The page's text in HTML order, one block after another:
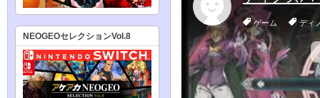
NEOGEOセレクションVol.8